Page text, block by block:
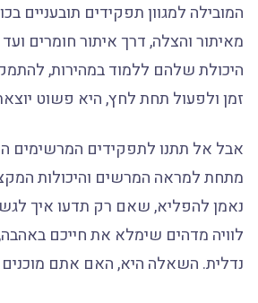
המובילה למגוון תפקידים תובעניים
מאיתור והצלה, דרך איתור חומרים ועד
היכולת שלהם ללמוד במהירות,
זמן ולפעול תחת לחץ, היא פשוט
אבל אל תתנו לתפקידים המרשימים
מתחת למראה המרשים והיכולות
נאמן להפליא, שאם רק תדעו איך
לוויה מדהים שימלא את חייכם באהבה,
נדלית. השאלה היא, האם אתם מוכנים